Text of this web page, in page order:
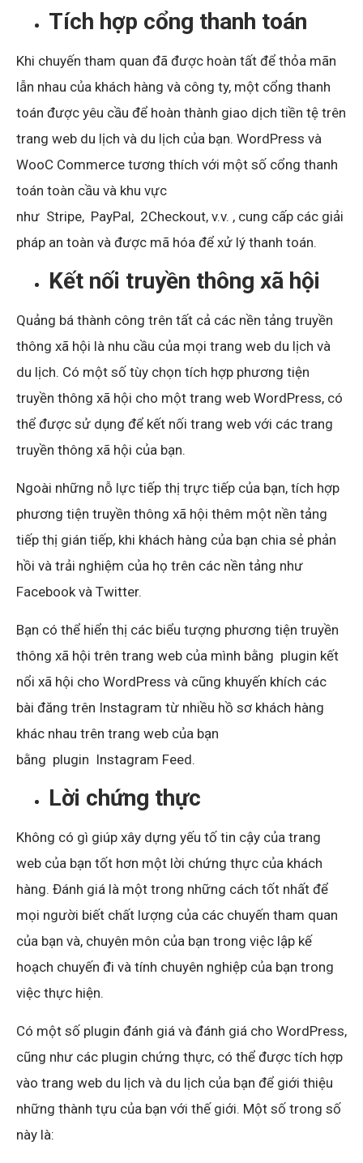
Tích hợp cổng thanh toán
Khi chuyến tham quan đã được hoàn tất để thỏa mãn
lẫn nhau của khách hàng và công ty, một cổng thanh
toán được yêu cầu để hoàn thành giao dịch tiền tệ trên
trang web du lịch và du lịch của bạn. WordPress và
WooC Commerce tương thích với một số cổng thanh
toán toàn cầu và khu vực
như Stripe, PayPal, 2Checkout, v.v. , cung cấp các giải
pháp an toàn và được mã hóa để xử lý thanh toán.
Kết nối truyền thông xã hội
Quảng bá thành công trên tất cả các nền tảng truyền
thông xã hội là nhu cầu của mọi trang web du lịch và
du lịch. Có một số tùy chọn tích hợp phương tiện
truyền thông xã hội cho một trang web WordPress, có
thể được sử dụng để kết nối trang web với các trang
truyền thông xã hội của bạn.
Ngoài những nỗ lực tiếp thị trực tiếp của bạn, tích hợp
phương tiện truyền thông xã hội thêm một nền tảng
tiếp thị gián tiếp, khi khách hàng của bạn chia sẻ phản
hồi và trải nghiệm của họ trên các nền tảng như
Facebook và Twitter.
Bạn có thể hiển thị các biểu tượng phương tiện truyền
thông xã hội trên trang web của mình bằng plugin kết
nổi xã hội cho WordPress và cũng khuyến khích các
bài đăng trên Instagram từ nhiều hồ sơ khách hàng
khác nhau trên trang web của bạn
bằng plugin Instagram Feed.
Lời chứng thực
Không có gì giúp xây dựng yếu tố tin cậy của trang
web của bạn tốt hơn một lời chứng thực của khách
hàng. Đánh giá là một trong những cách tốt nhất để
mọi người biết chất lượng của các chuyến tham quan
của bạn và, chuyên môn của bạn trong việc lập kế
hoạch chuyến đi và tính chuyên nghiệp của bạn trong
việc thực hiện.
Có một số plugin đánh giá và đánh giá cho WordPress,
cũng như các plugin chứng thực, có thể được tích hợp
vào trang web du lịch và du lịch của bạn để giới thiệu
những thành tựu của bạn với thế giới. Một số trong số
này là: